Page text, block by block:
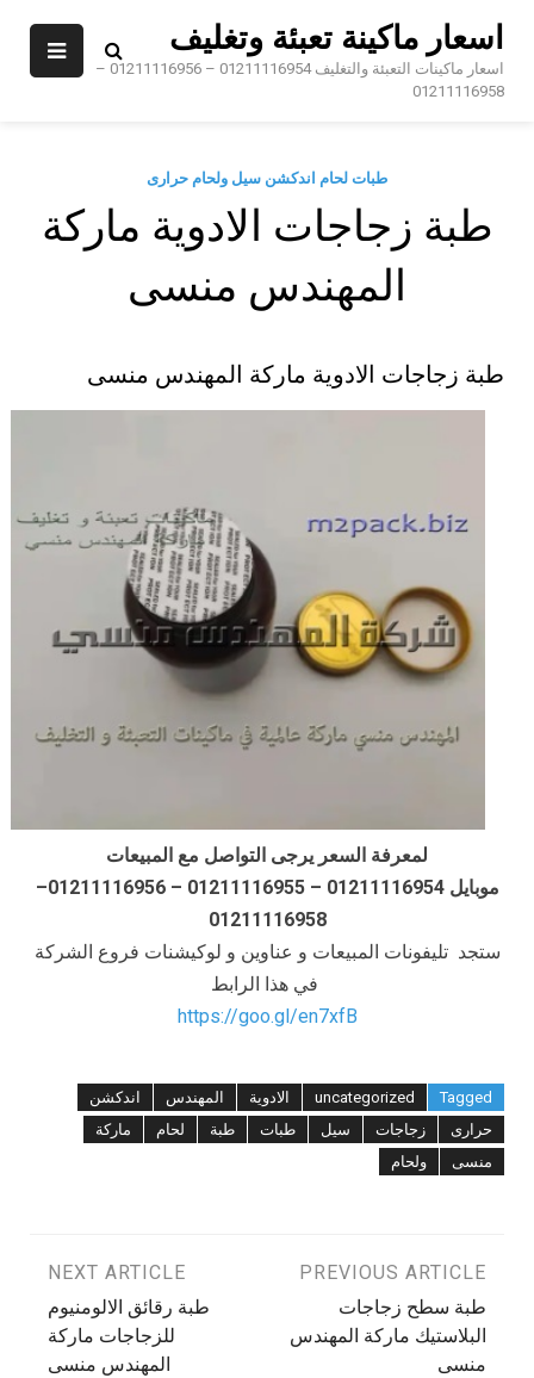
اسعار ماكينة تعبئة وتغليف
اسعار ماكينات التعبئة والتغليف 01211116954 – 01211116956 –
01211116958
طبات لحام اندكشن سيل ولحام حرارى
طبة زجاجات الادوية ماركة
المهندس منسى
طبة زجاجات الادوية ماركة المهندس منسى
لمعرفة السعر يرجى التواصل مع المبيعات
موبايل 01211116954 – 01211116955 – 01211116956–
01211116958
ستجد تليفونات المبيعات و عناوين و لوكيشنات فروع الشركة
في هذا الرابط
https://goo.gl/en7xfB
Tagged
uncategorized الادوية المهندس
اندكشن
حرارى
زجاجات سيل طبات طبة لحام
ماركة
منسى
ولحام
تصفّح
المقالات
PREVIOUS ARTICLE
طبة سطح زجاجات
البلاستيك ماركة المهندس
منسى
NEXT ARTICLE
طبة رقائق الالومنيوم
للزجاجات ماركة
المهندس منسى